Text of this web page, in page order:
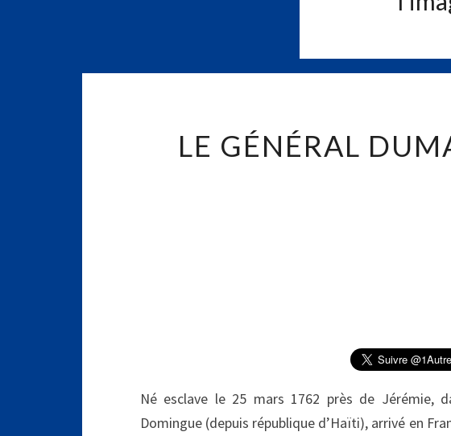
E
M
A
(
1
LE GÉNÉRAL
Né esclave le 25 mars 1762 près de Jérémie,
Domingue (depuis république d’Haïti), arrivé en